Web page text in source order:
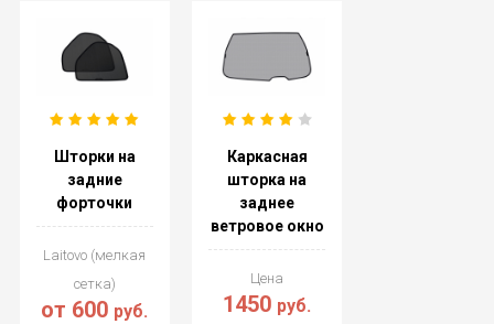
Шторки на
задние
форточки
Laitovo (мелкая
сетка)
от 600 руб.
Каркасная
шторка на
заднее
ветровое окно
Цена
1450 руб.